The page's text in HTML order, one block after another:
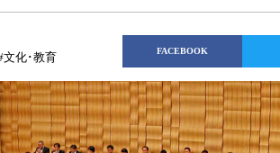
文化･教育 FACEBOOK